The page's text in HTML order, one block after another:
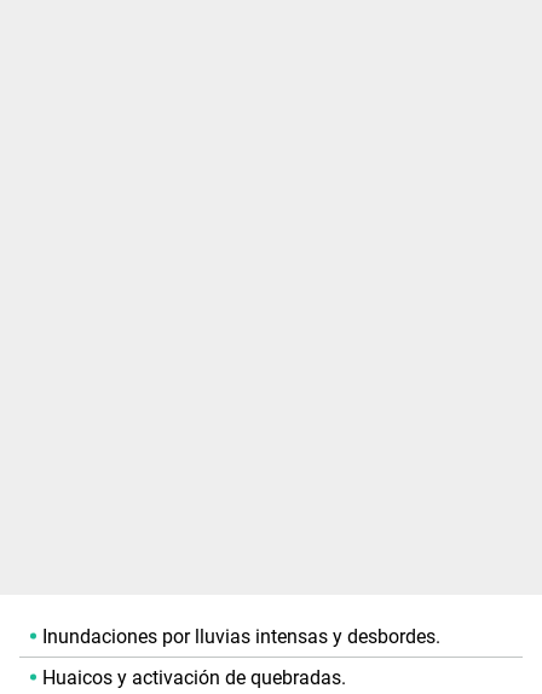
Inundaciones por lluvias intensas y desbordes.
Huaicos y activación de quebradas.